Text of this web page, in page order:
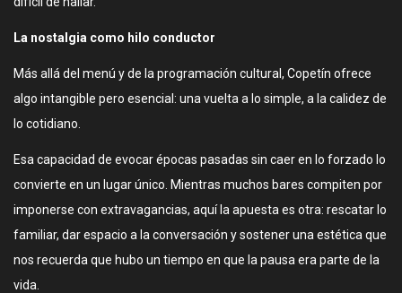
La nostalgia como hilo conductor
Más allá del menú y de la programación cultural, Copetín ofrece
algo intangible pero esencial: una vuelta a lo simple, a la calidez de
lo cotidiano.
Esa capacidad de evocar épocas pasadas sin caer en lo forzado lo
convierte en un lugar único. Mientras muchos bares compiten por
imponerse con extravagancias, aquí la apuesta es otra: rescatar lo
familiar, dar espacio a la conversación y sostener una estética que
nos recuerda que hubo un tiempo en que la pausa era parte de la
vida.